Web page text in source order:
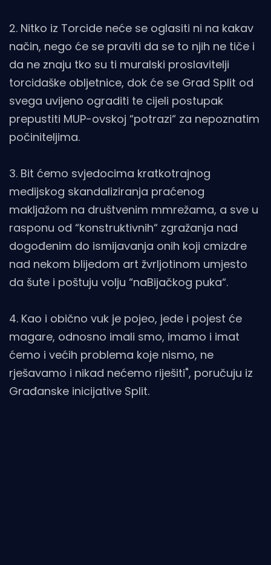
2. Nitko iz Torcide neće se oglasiti ni na kakav
način, nego će se praviti da se to njih ne tiče i
da ne znaju tko su ti muralski proslavitelji
torcidaške obljetnice, dok će se Grad Split od
svega uvijeno ograditi te cijeli postupak
prepustiti MUP-ovskoj “potrazi“ za nepoznatim
počiniteljima.
3. Bit ćemo svjedocima kratkotrajnog
medijskog skandaliziranja praćenog
makljažom na društvenim mmrežama, a sve u
rasponu od “konstruktivnih“ zgražanja nad
dogođenim do ismijavanja onih koji cmizdre
nad nekom blijedom art žvrljotinom umjesto
da šute i poštuju volju “naBijačkog puka“.
4. Kao i obično vuk je pojeo, jede i pojest će
magare, odnosno imali smo, imamo i imat
ćemo i većih problema koje nismo, ne
rješavamo i nikad nećemo riješiti", poručuju iz
Građanske inicijative Split.